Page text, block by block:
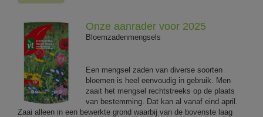
Onze aanrader voor 2025
Bloemzadenmengsels
Een mengsel zaden van diverse soorten
bloemen is heel eenvoudig in gebruik. Men
zaait het mengsel rechtstreeks op de plaats
van bestemming. Dat kan al vanaf eind april.
Zaai alleen in een bewerkte grond waarbij van de bovenste laag